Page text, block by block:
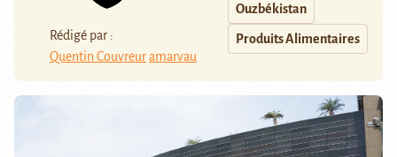
Rédigé par :
Quentin Couvreuramarvau
Ouzbékistan
Produits Alimentaires